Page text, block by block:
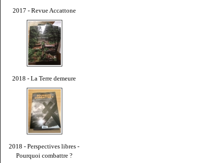
2017 - Revue Accattone
2018 - La Terre demeure
2018 - Perspectives libres -
Pourquoi combattre ?